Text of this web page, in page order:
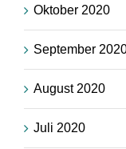
Oktober 2020
September
August 2020
Juli 2020